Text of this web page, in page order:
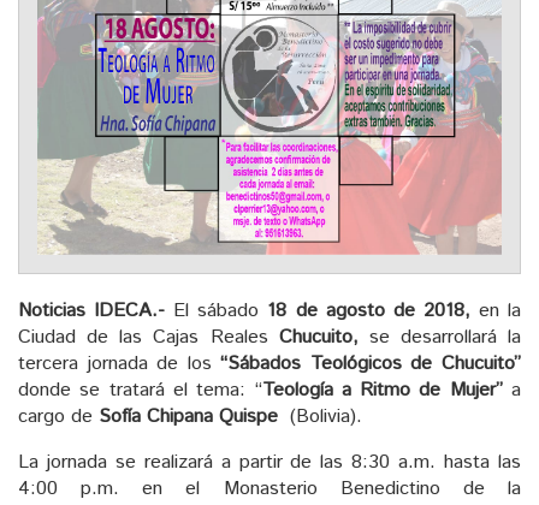
Noticias IDECA.- El sábado 18 de agosto de 2018, en la
Ciudad de las Cajas Reales Chucuito, se desarrollará la
tercera jornada de los“Sábados Teológicos de Chucuito”
donde se tratará el tema: “Teología a Ritmo de Mujer”a
cargo de Sofía Chipana Quispe (Bolivia).
La jornada se realizará a partir de las 8:30 a.m. hasta las
4:00 p.m. en el Monasterio Benedictino de la